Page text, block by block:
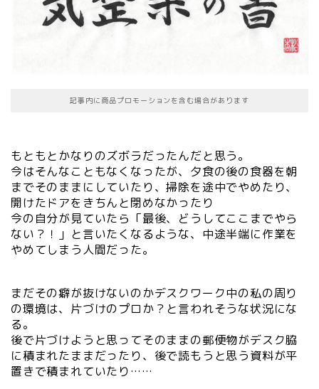
記事内に商品プロモーションを含む場合があります
もともとかなりのズボラだったんだと思う。
今はそんなこともなくなったが、夕食の後の食器を朝
までそのままにしていたり、掃除を途中でやめたり、
開けたドアをきちんと閉めなかったり
今の自分が見ていたら「最後、どうしてここまでやら
ない？！」と言いたくなるような、中途半端に作業を
やめてしまう人間だった。
まだその癖が抜けないのかデスクワーク中の私の周り
の環境は、片づけのプロか？と言われそうな状況にな
る。
後で片づけようと思ってそのままの郵便物がデスク脇
に積まれたままだったり、後で読もうと思う資料が平
置きで積まれていたり……